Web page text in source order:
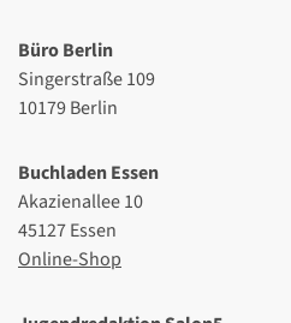
Büro Berlin
Singerstraße 109
10179 Berlin
Buchladen Essen
Akazienallee 10
45127 Essen
Online-Shop